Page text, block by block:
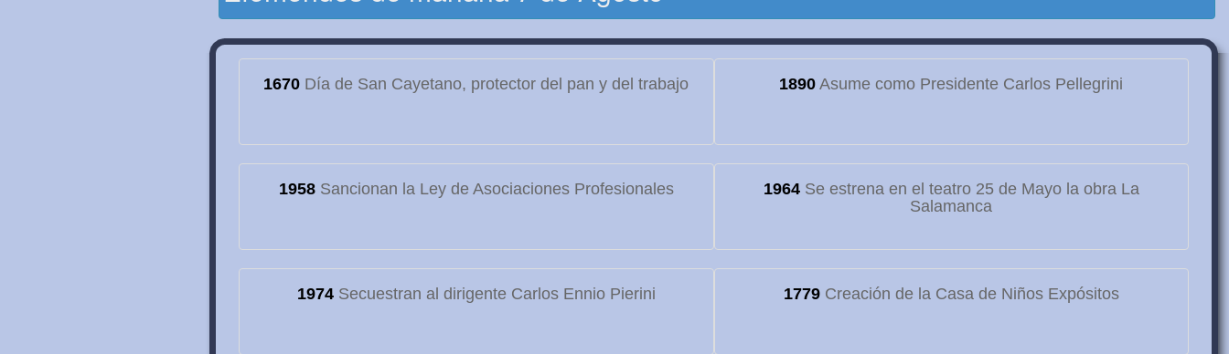
1670 Día de San Cayetano, protector del pan y del trabajo 1890 Asume como Presidente Carlos Pellegrini
1958Sancionan la Ley de Asociaciones Profesionales 1964Se estrena en el teatro 25 de Mayo la obra La
Salamanca
1974Secuestran al dirigente Carlos Ennio Pierini 1779Creación de la Casa de Niños Expósitos